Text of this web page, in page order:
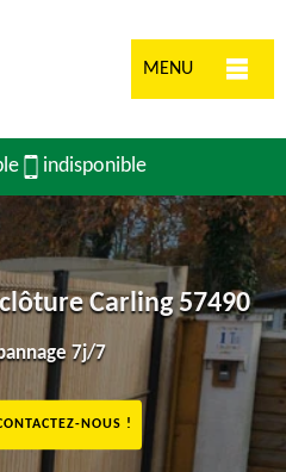
MENU
indisponible
Carling 57490
7j/7
NOUS !